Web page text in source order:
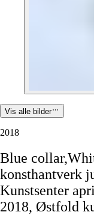
Vis alle bilder
2018
Blue
konsthantverk
Kunstsenter
2018, Østfold